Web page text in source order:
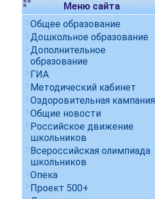
Меню сайта
Общее образование
Дошкольное образование
Дополнительное
образование
ГИА
Методический кабинет
Оздоровительная кампания
Общие новости
Российское движение
школьников
Всероссийская олимпиада
школьников
Опека
Проект 500+